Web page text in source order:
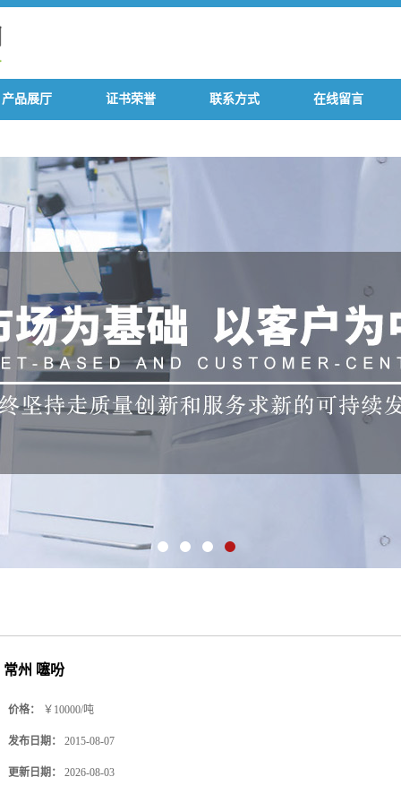
产品展厅 证书荣誉 联系方式 在线留言
常州 噻吩
价格： ￥10000/吨
发布日期： 2015-08-07
更新日期： 2026-08-03